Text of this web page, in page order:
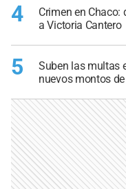
4
Crimen en
a Victoria Cantero
5
Suben las multas
nuevos montos